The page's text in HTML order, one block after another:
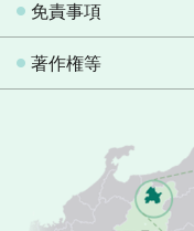
免責事項
著作権等